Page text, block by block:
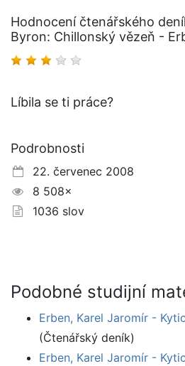
Hodnocení čtenářského
Byron: Chillonský vězeň -
Líbila se ti práce?
Podrobnosti
22. červenec 2008
8 508×
1036 slov
Podobné studijní
Erben, Karel Jaromír -
(Čtenářský deník)
Erben, Karel Jaromír -